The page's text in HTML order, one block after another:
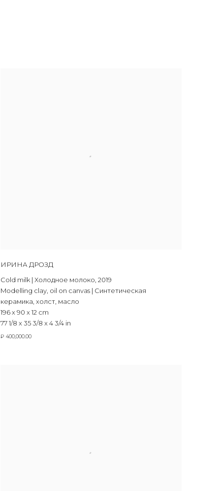
ИРИНА ДРОЗД
Cold milk | Холодное молоко, 2019
Modelling clay, oil on canvas | Синтетическая
керамика, холст, масло
196 x 90 x 12 cm
77 1/8 x 35 3/8 x 4 3/4 in
₽ 400,000.00